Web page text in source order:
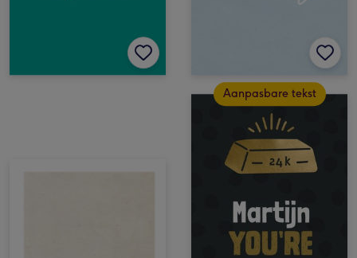
Aanpasbare tekst